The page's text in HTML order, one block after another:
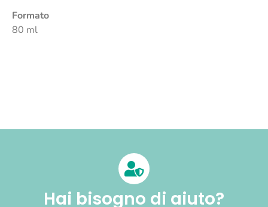
Formato
80 ml
Hai bisogno di aiuto?